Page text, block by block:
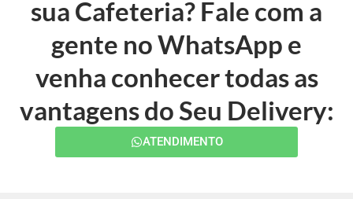
sua Cafeteria? Fale com a
gente no WhatsApp e
venha conhecer todas as
vantagens do Seu Delivery:
ATENDIMENTO